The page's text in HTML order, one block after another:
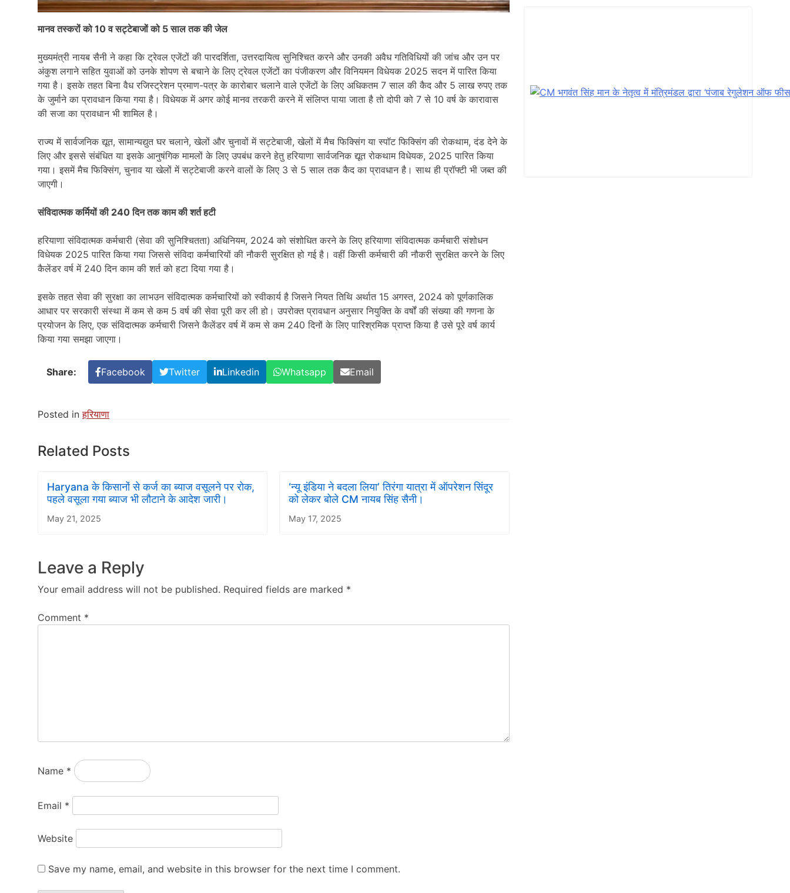
मानव तस्करों को 10 व सट्टेबाजों को 5 साल तक की जेल
मुख्यमंत्री नायब सैनी ने कहा कि ट्रेवल एजेंटों की पारदर्शिता, उत्तरदायित्व सुनिश्चित करने और उनकी अवैध गतिविधियों की जांच और उन पर
अंकुश लगाने सहित युवाओं को उनके शोपण से बचाने के लिए ट्रेवल एजेंटों का पंजीकरण और विनियमन विधेयक 2025 सदन में पारित किया
गया है। इसके तहत बिना वैध रजिस्ट्रेशन प्रमाण-पत्र के कारोबार चलाने वाले एजेंटों के लिए अधिकतम 7 साल की कैद और 5 लाख रुपए तक
के जुर्माने का प्रावधान किया गया है। विधेयक में अगर कोई मानव तरकरी करने में संलिप्त पाया जाता है तो दोपी को 7 से 10 वर्ष के कारावास
की सजा का प्रावधान भी शामिल है।
राज्य में सार्वजनिक द्यूत, सामान्यद्युत घर चलाने, खेलों और चुनावों में सट्टेबाजी, खेलों में मैच फिक्सिंग या स्पॉट फिक्सिंग की रोकथाम, दंड देने के
लिए और इससे संबंधित या इसके आनुषंगिक मामलों के लिए उपबंध करने हेतु हरियाणा सार्वजनिक द्यूत रोकथाम विधेयक, 2025 पारित किया
गया। इसमें मैच फिक्सिंग, चुनाव या खेलों में सट्टेबाजी करने वालों के लिए 3 से 5 साल तक कैद का प्रावधान है। साथ ही प्रॉफ्टी भी जब्त की
जाएगी।
संविदात्मक कर्मियों की 240 दिन तक काम की शर्त हटी
हरियाणा संविदात्मक कर्मचारी (सेवा की सुनिश्चितता) अधिनियम, 2024 को संशोधित करने के लिए हरियाणा संविदात्मक कर्मचारी संशोधन
विधेयक 2025 पारित किया गया जिससे संविदा कर्मचारियों की नौकरी सुरक्षित हो गई है। वहीं किसी कर्मचारी की नौकरी सुरक्षित करने के लिए
कैलेंडर वर्ष में 240 दिन काम की शर्त को हटा दिया गया है।
इसके तहत सेवा की सुरक्षा का लाभउन संविदात्मक कर्मचारियों को स्वीकार्य है जिसने नियत तिथि अर्थात 15 अगस्त, 2024 को पूर्णकालिक
आधार पर सरकारी संस्था में कम से कम 5 वर्ष की सेवा पूरी कर ली हो। उपरोक्त प्रावधान अनुसार नियुक्ति के वर्षों की संख्या की गणना के
प्रयोजन के लिए, एक संविदात्मक कर्मचारी जिसने कैलेंडर वर्ष में कम से कम 240 दिनों के लिए पारिश्रमिक प्राप्त किया है उसे पूरे वर्ष कार्य
किया गया समझा जाएगा।
Share: Facebook Twitter Linkedin Whatsapp Email
Posted inहरियाणा
Related Posts
Haryana के किसानों से कर्ज का ब्याज वसूलने पर रोक,
पहले वसूला गया ब्याज भी लौटाने के आदेश जारी।
May 21, 2025
‘न्यू इंडिया ने बदला लिया’ तिरंगा यात्रा में ऑपरेशन सिंदूर
को लेकर बोले CM नायब सिंह सैनी।
May 17, 2025
Leave a Reply
Your email address will not be published. Required fields are marked *
Comment *
Name *
Email *
Website
Save my name, email, and website in this browser for the next time I comment.